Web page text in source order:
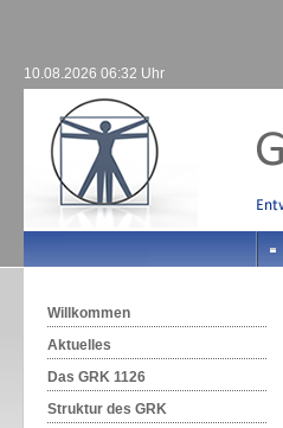
10.08.2026 06:32 Uhr
Willkommen
Aktuelles
Das GRK 1126
Struktur des GRK